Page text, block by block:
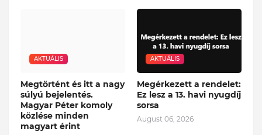
AKTUÁLIS
Megtörtént és itt a nagy
súlyú bejelentés.
Magyar Péter komoly
közlése minden
magyart érint
AKTUÁLIS
Megérkezett a rendelet:
Ez lesz a 13. havi nyugdíj
sorsa
August 06, 2026